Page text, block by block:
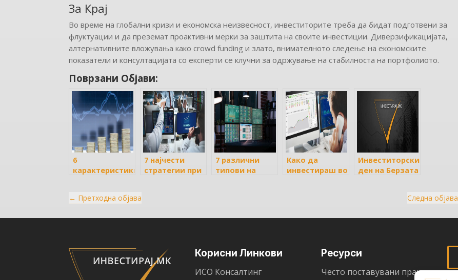
За Крај
Во време на глобални кризи и економска неизвесност, инвеститорите треба да бидат подготвени за
флуктуации и да преземат проактивни мерки за заштита на своите инвестиции. Диверзификацијата,
алтернативните вложувања како crowd funding и злато, внимателното следење на економските
показатели и консултацијата со експерти се клучни за одржување на стабилноста на портфолиото.
Поврзани Објави:
6
карактеристики
фондови
7 најчести
стратегии при
7 различни
типови на
Како да
инвестираш во
Инвеститорски
ден на Берзата
← Претходна објава Следна објава
Корисни Линкови
ИСО Консалтинг
Ресурси
Често поставувани прашања